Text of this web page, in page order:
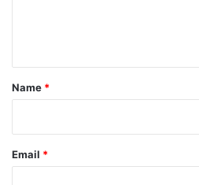
*
Name *
Email *